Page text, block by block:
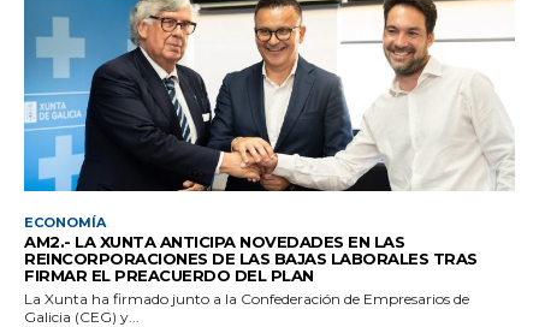
ECONOMÍA
AM2.- LA XUNTA ANTICIPA NOVEDADES EN LAS
REINCORPORACIONES DE LAS BAJAS LABORALES TRAS
FIRMAR EL PREACUERDO DEL PLAN
La Xunta ha firmado junto a la Confederación de Empresarios de
Galicia (CEG) y...